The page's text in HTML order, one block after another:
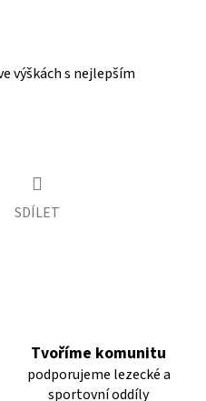
výškách s nejlepším
SDÍLET
Tvoříme komunitu
podporujeme lezecké a
sportovní oddíly